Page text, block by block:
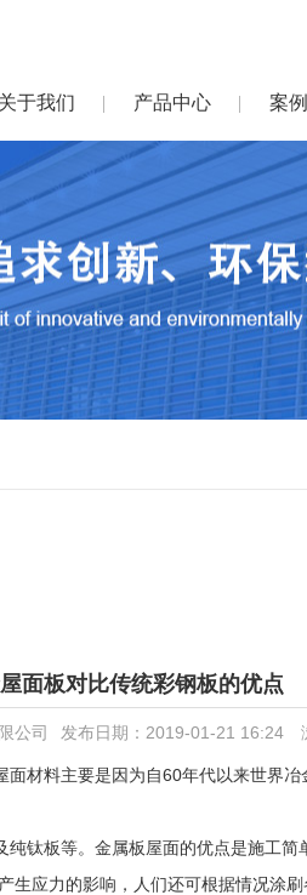
关于我们 产品中心 案
面板对比传统彩钢板的优点
公司 发布日期：2019-01-21 16:24
材料主要是因为自60年代以来世界
钛板等。金属板屋面的优点是施工
应力的影响，人们还可根据情况涂刷